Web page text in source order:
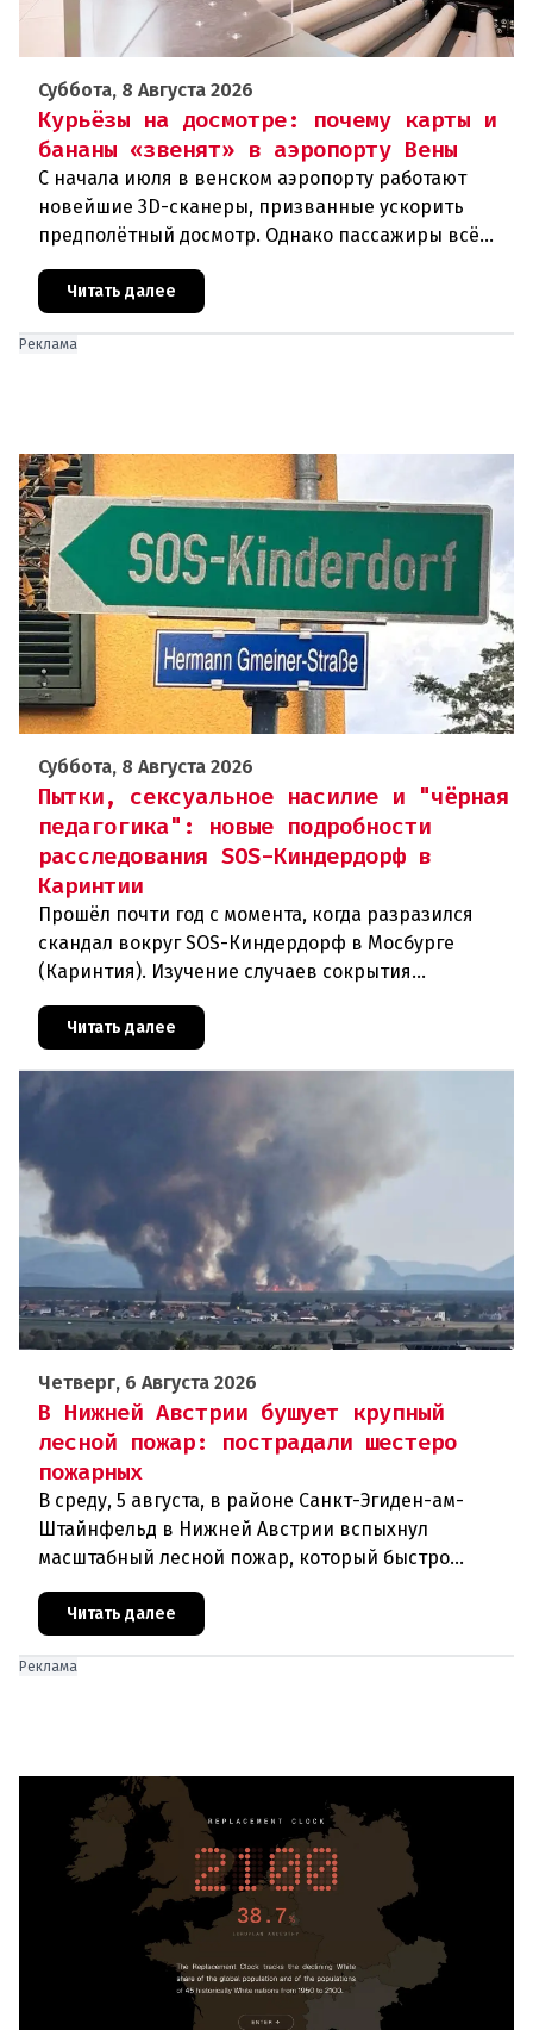
Суббота, 8 Августа 2026
Курьёзы на досмотре: почему карты и
бананы «звенят» в аэропорту Вены
С начала июля в венском аэропорту работают
новейшие 3D-сканеры, призванные ускорить
предполётный досмотр. Однако пассажиры всё
отправляют на дополнительную пров
Читать далее
Реклама
Суббота, 8 Августа 2026
Пытки, сексуальное насилие и "чёрная
педагогика": новые подробности
расследования SOS-Киндердорф в
Каринтии
Прошёл почти год с момента, когда разразился
скандал вокруг SOS-Киндердорф в Мосбурге
(Каринтия). Изучение случаев сокрытия
масштабное расследование, которое продо
Читать далее
Четверг, 6 Августа 2026
В Нижней Австрии бушует крупный
лесной пожар: пострадали шестеро
пожарных
В среду, 5 августа, в районе Санкт-Эгиден-ам-
Штайнфельд в Нижней Австрии вспыхнул
масштабный лесной пожар, который быстро
В ходе тушения пострадали шесте
Читать далее
Реклама